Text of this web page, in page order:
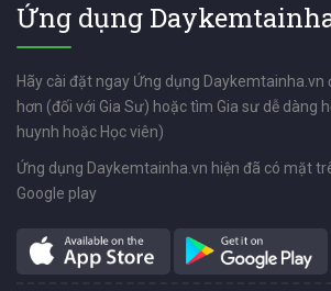
Ứng dụng
Hãy cài đặt ngay Ứng dụng Daykemtainha.vn
hơn (đối với Gia Sư) hoặc tìm Gia sư dễ dàng
huynh hoặc Học viên)
Ứng dụng Daykemtainha.vn hiện đã có mặt
Google play